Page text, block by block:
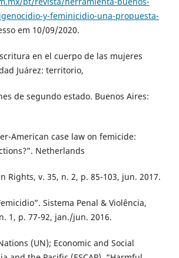
y-feminicidio-una-propuesta-
em 10/09/2020.
en el cuerpo de las mujeres
Juárez: territorio,
de segundo estado. Buenos Aires:
American case law on femicide:
Netherlands
Rights, v. 35, n. 2, p. 85-103, jun. 2017.
Sistema Penal & Violência,
1, p. 77-92, jan./jun. 2016.
(UN); Economic and Social